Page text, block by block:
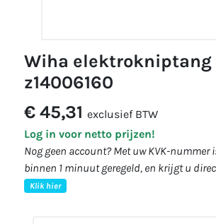
wiha elektrokniptang vde
z14006160
€ 45,31 exclusief BTW
Log in voor netto prijzen!
Nog geen account? Met uw KVK-nummer
binnen 1 minuut geregeld, en krijgt u
Klik hier